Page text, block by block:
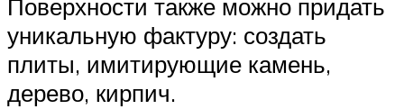
Поверхности также можно придать
уникальную фактуру: создать
плиты, имитирующие камень,
дерево, кирпич.